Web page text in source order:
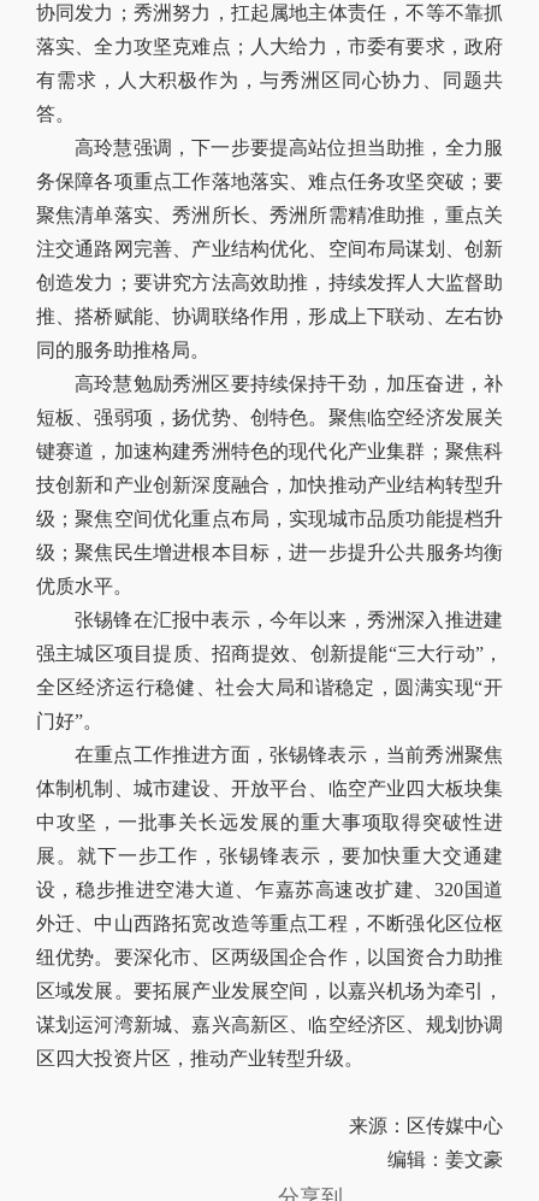
协同发力；秀洲努力，扛起属地主体责任，不等不靠抓
落实、全力攻坚克难点；人大给力，市委有要求，政府
有需求，人大积极作为，与秀洲区同心协力、同题共
答。
高玲慧强调，下一步要提高站位担当助推，全力服
务保障各项重点工作落地落实、难点任务攻坚突破；要
聚焦清单落实、秀洲所长、秀洲所需精准助推，重点关
注交通路网完善、产业结构优化、空间布局谋划、创新
创造发力；要讲究方法高效助推，持续发挥人大监督助
推、搭桥赋能、协调联络作用，形成上下联动、左右协
同的服务助推格局。
高玲慧勉励秀洲区要持续保持干劲，加压奋进，补
短板、强弱项，扬优势、创特色。聚焦临空经济发展关
键赛道，加速构建秀洲特色的现代化产业集群；聚焦科
技创新和产业创新深度融合，加快推动产业结构转型升
级；聚焦空间优化重点布局，实现城市品质功能提档升
级；聚焦民生增进根本目标，进一步提升公共服务均衡
优质水平。
张锡锋在汇报中表示，今年以来，秀洲深入推进建
强主城区项目提质、招商提效、创新提能“三大行动”，
全区经济运行稳健、社会大局和谐稳定，圆满实现“开
门好”。
在重点工作推进方面，张锡锋表示，当前秀洲聚焦
体制机制、城市建设、开放平台、临空产业四大板块集
中攻坚，一批事关长远发展的重大事项取得突破性进
展。就下一步工作，张锡锋表示，要加快重大交通建
设，稳步推进空港大道、乍嘉苏高速改扩建、320国道
外迁、中山西路拓宽改造等重点工程，不断强化区位枢
纽优势。要深化市、区两级国企合作，以国资合力助推
区域发展。要拓展产业发展空间，以嘉兴机场为牵引，
谋划运河湾新城、嘉兴高新区、临空经济区、规划协调
区四大投资片区，推动产业转型升级。
来源：区传媒中心
编辑：姜文豪